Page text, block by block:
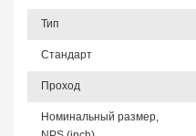
Тип
Стандарт
Проход
Номинальный размер,